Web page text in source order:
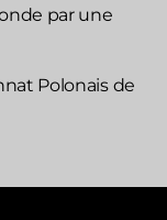
par une
Polonais de